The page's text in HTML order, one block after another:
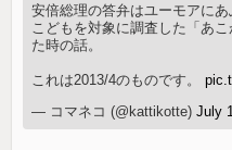
安倍総理の答弁はユーモアにあ
こどもを対象に調査した「あ
た時の話。
これは2013/4のものです。
— コマネコ (@kattikotte)July